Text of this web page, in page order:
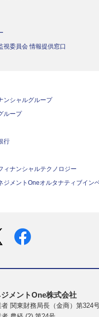
視委員会 情報提供窓口
ンシャルグループ
ループ
行
ィナンシャルテクノロジー
ジメントOneオルタナティブイン
メントOne株式会社
関東財務局長（金商）第324